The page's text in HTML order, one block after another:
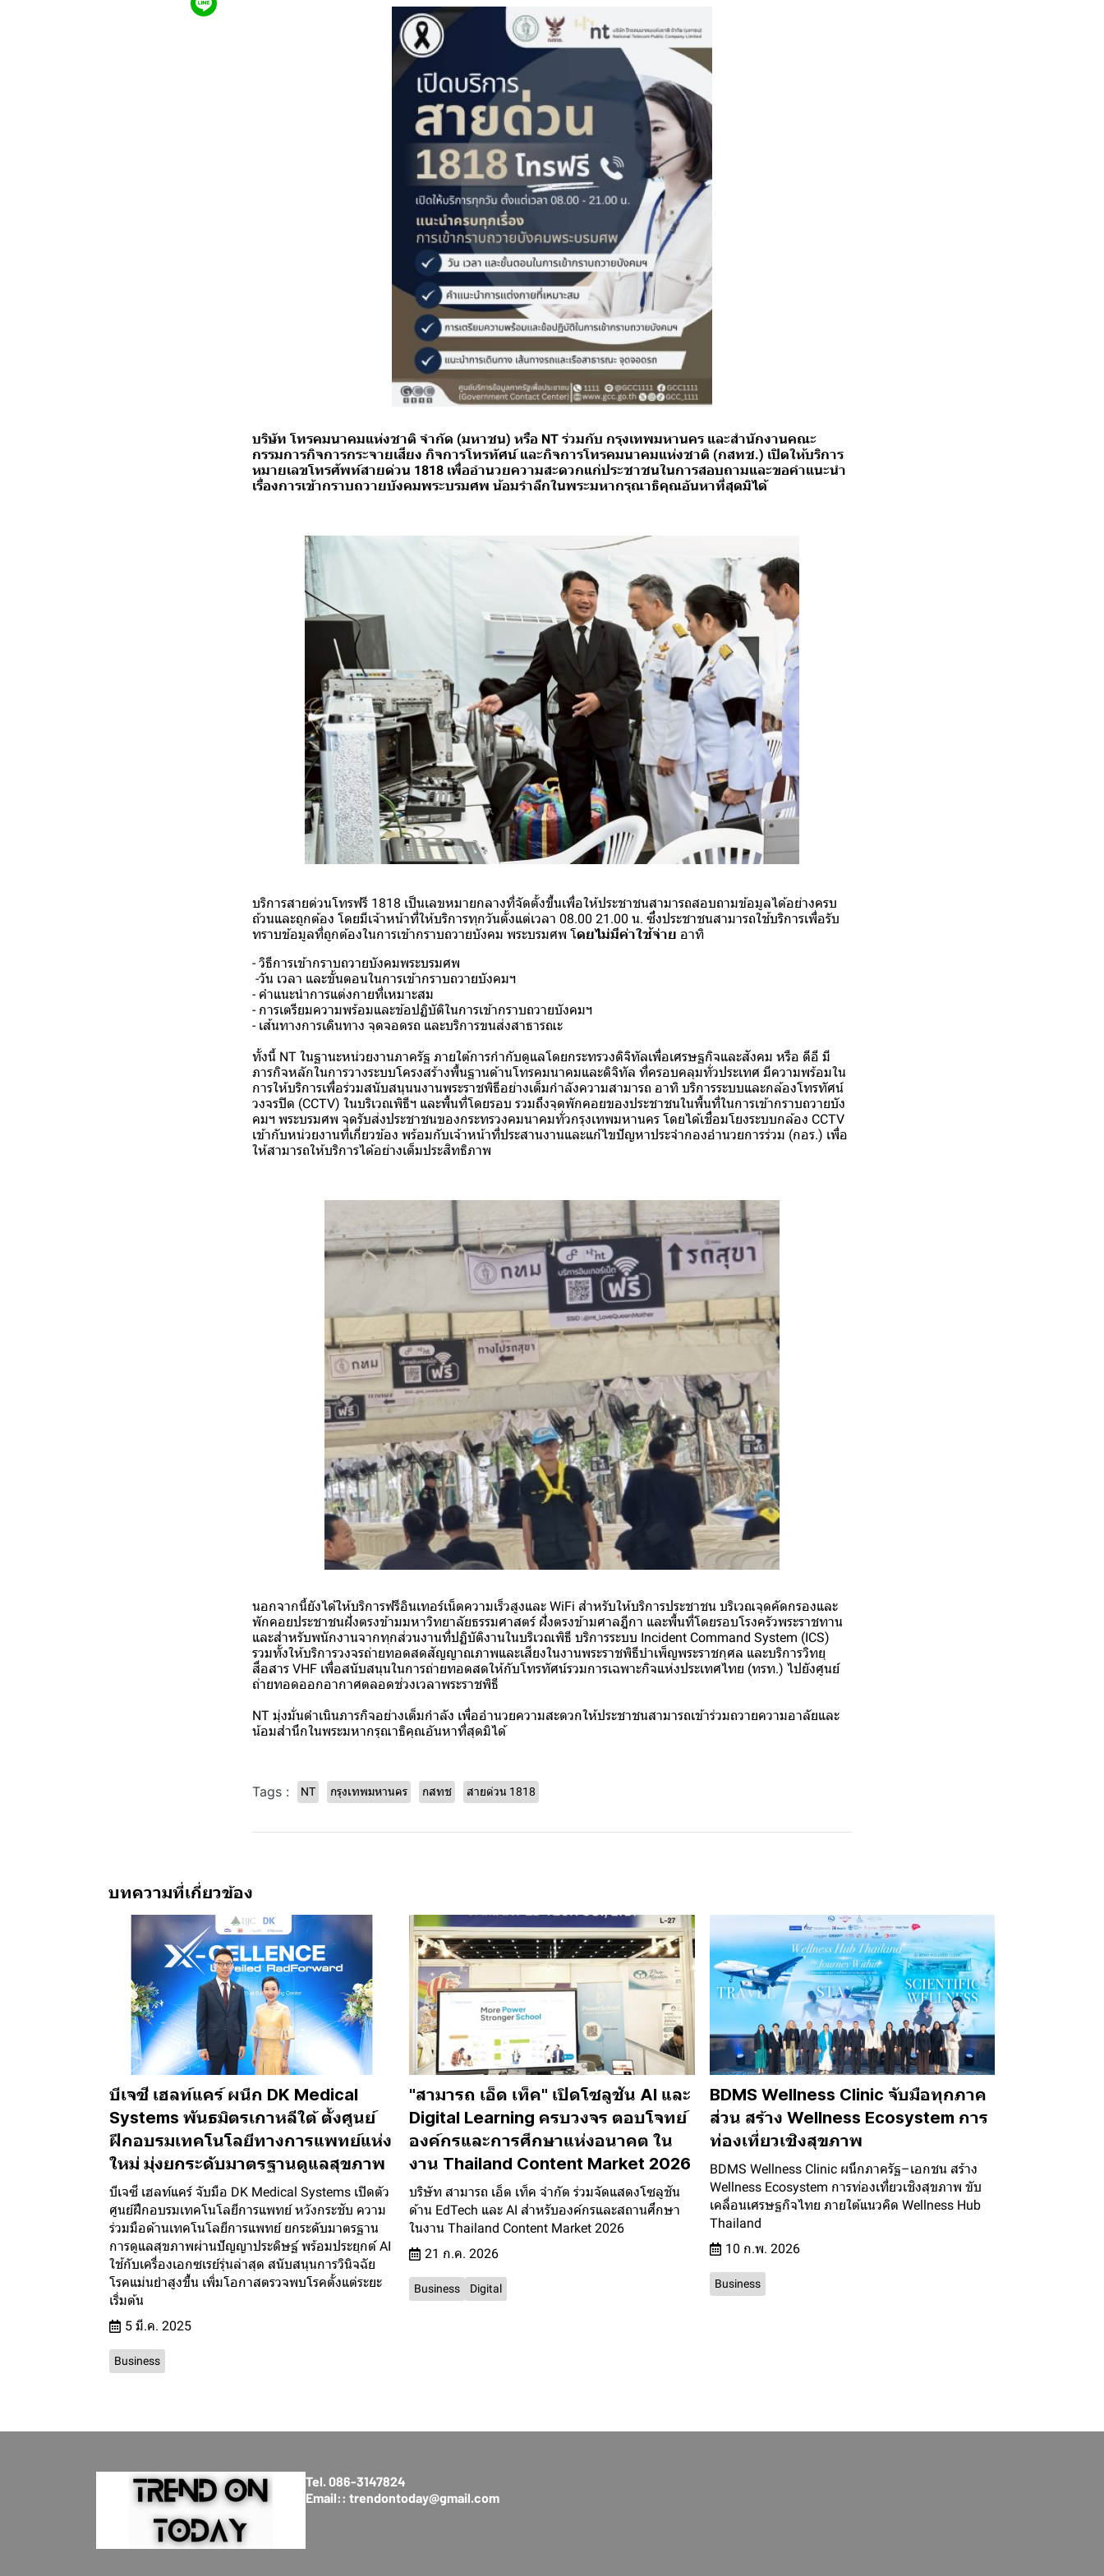
บริษัท โทรคมนาคมแห่งชาติ จำกัด (มหาชน) หรือ NT ร่วมกับ กรุงเทพมหานคร และสำนักงานคณะ
กรรมการกิจการกระจายเสียง กิจการโทรทัศน์ และกิจการโทรคมนาคมแห่งชาติ (กสทช.) เปิดให้บริการ
หมายเลขโทรศัพท์สายด่วน 1818 เพื่ออำนวยความสะดวกแก่ประชาชนในการสอบถามและขอคำแนะนำ
เรื่องการเข้ากราบถวายบังคมพระบรมศพ น้อมรำลึกในพระมหากรุณาธิคุณอันหาที่สุดมิได้
บริการสายด่วนโทรฟรี 1818 เป็นเลขหมายกลางที่จัดตั้งขึ้นเพื่อให้ประชาชนสามารถสอบถามข้อมูลได้อย่างครบ
ถ้วนและถูกต้อง โดยมีเจ้าหน้าที่ให้บริการทุกวันตั้งแต่เวลา 08.00 21.00 น. ซึ่งประชาชนสามารถใช้บริการเพื่อรับ
ทราบข้อมูลที่ถูกต้องในการเข้ากราบถวายบังคม พระบรมศพ โดยไม่มีค่าใช้จ่าย อาทิ
- วิธีการเข้ากราบถวายบังคมพระบรมศพ
-วัน เวลา และขั้นตอนในการเข้ากราบถวายบังคมฯ
- คำแนะนำการแต่งกายที่เหมาะสม
- การเตรียมความพร้อมและข้อปฏิบัติในการเข้ากราบถวายบังคมฯ
- เส้นทางการเดินทาง จุดจอดรถ และบริการขนส่งสาธารณะ
ทั้งนี้ NT ในฐานะหน่วยงานภาครัฐ ภายใต้การกำกับดูแลโดยกระทรวงดิจิทัลเพื่อเศรษฐกิจและสังคม หรือ ดีอี มี
ภารกิจหลักในการวางระบบโครงสร้างพื้นฐานด้านโทรคมนาคมและดิจิทัล ที่ครอบคลุมทั่วประเทศ มีความพร้อมใน
การให้บริการเพื่อร่วมสนับสนุนนงานพระราชพิธีอย่างเต็มกำลังความสามารถ อาทิ บริการระบบและกล้องโทรทัศน์
วงจรปิด (CCTV) ในบริเวณพิธีฯ และพื้นที่โดยรอบ รวมถึงจุดพักคอยของประชาชนในพื้นที่ในการเข้ากราบถวายบัง
คมฯ พระบรมศพ จุดรับส่งประชาชนของกระทรวงคมนาคมทั่วกรุงเทพมหานคร โดยได้เชื่อมโยงระบบกล้อง CCTV
เข้ากับหน่วยงานที่เกี่ยวข้อง พร้อมกับเจ้าหน้าที่ประสานงานและแก้ไขปัญหาประจำกองอำนวยการร่วม (กอร.) เพื่อ
ให้สามารถให้บริการได้อย่างเต็มประสิทธิภาพ
นอกจากนี้ยังได้ให้บริการฟรีอินเทอร์เน็ตความเร็วสูงและ WiFi สำหรับให้บริการประชาชน บริเวณจุดคัดกรองและ
พักคอยประชาชนฝั่งตรงข้ามมหาวิทยาลัยธรรมศาสตร์ ฝั่งตรงข้ามศาลฎีกา และพื้นที่โดยรอบโรงครัวพระราชทาน
และสำหรับพนักงานจากทุกส่วนงานที่ปฏิบัติงานในบริเวณพิธี บริการระบบ Incident Command System (ICS)
รวมทั้งให้บริการวงจรถ่ายทอดสดสัญญาณภาพและเสียงในงานพระราชพิธีบำเพ็ญพระราชกุศล และบริการวิทยุ
สื่อสาร VHF เพื่อสนับสนุนในการถ่ายทอดสดให้กับโทรทัศน์รวมการเฉพาะกิจแห่งประเทศไทย (ทรท.) ไปยังศูนย์
ถ่ายทอดออกอากาศตลอดช่วงเวลาพระราชพิธี
NT มุ่งมั่นดำเนินภารกิจอย่างเต็มกำลัง เพื่ออำนวยความสะดวกให้ประชาชนสามารถเข้าร่วมถวายความอาลัยและ
น้อมสำนึกในพระมหากรุณาธิคุณอันหาที่สุดมิได้
Tags : NT กรุงเทพมหานคร กสทช สายด่วน 1818
บทความที่เกี่ยวข้อง
บีเจซี เฮลท์แคร์ ผนึก DK Medical
Systems พันธมิตรเกาหลีใต้ ตั้งศูนย์
ฝึกอบรมเทคโนโลยีทางการแพทย์แห่ง
ใหม่ มุ่งยกระดับมาตรฐานดูแลสุขภาพ
บีเจซี เฮลท์แคร์ จับมือ DK Medical Systems เปิดตัว
ศูนย์ฝึกอบรมเทคโนโลยีการแพทย์ หวังกระชับ ความ
ร่วมมือด้านเทคโนโลยีการแพทย์ ยกระดับมาตรฐาน
การดูแลสุขภาพผ่านปัญญาประดิษฐ์ พร้อมประยุกต์ AI
ใช้กับเครื่องเอกซเรย์รุ่นล่าสุด สนับสนุนการวินิจฉัย
โรคแม่นยำสูงขึ้น เพิ่มโอกาสตรวจพบโรคตั้งแต่ระยะ
เริ่มต้น
5 มี.ค. 2025
Business
"สามารถ เอ็ด เท็ค" เปิดโซลูชัน AI และ
Digital Learning ครบวงจร ตอบโจทย์
องค์กรและการศึกษาแห่งอนาคต ใน
งาน Thailand Content Market 2026
บริษัท สามารถ เอ็ด เท็ค จำกัด ร่วมจัดแสดงโซลูชัน
ด้าน EdTech และ AI สำหรับองค์กรและสถานศึกษา
ในงาน Thailand Content Market 2026
21 ก.ค. 2026
Business Digital
BDMS Wellness Clinic จับมือทุกภาค
ส่วน สร้าง Wellness Ecosystem การ
ท่องเที่ยวเชิงสุขภาพ
BDMS Wellness Clinic ผนึกภาครัฐ–เอกชน สร้าง
Wellness Ecosystem การท่องเที่ยวเชิงสุขภาพ ขับ
เคลื่อนเศรษฐกิจไทย ภายใต้แนวคิด Wellness Hub
Thailand
10 ก.พ. 2026
Business
Tel. 086-3147824
Email:: trendontoday@gmail.com